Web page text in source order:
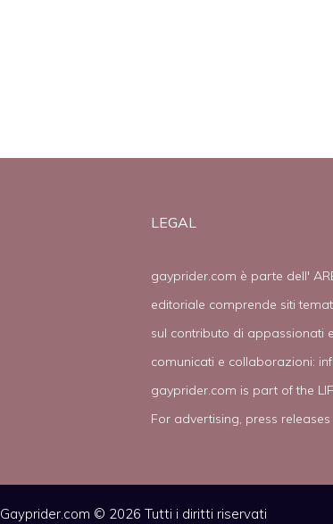
LEGAL
gayprider.com è parte dell'
editoriale comprende siti
sul contributo di appassionati
comunicati e collaborazioni:
gayprider.com is part of the
For advertising, press
Gayprider.com © 2026 Tutti i diritti riservati